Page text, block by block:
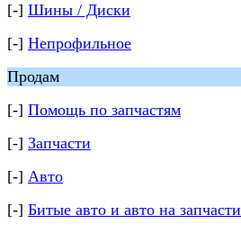
[-] Шины / Диски
[-] Непрофильное
Продам
[-] Помощь по запчастям
[-] Запчасти
[-] Авто
[-] Битые авто и авто на запчасти